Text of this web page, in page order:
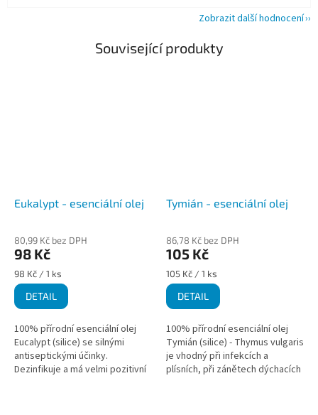
Zobrazit další hodnocení
Související produkty
Eukalypt - esenciální olej
80,99 Kč bez DPH
98 Kč
Měrná
cena:
98 Kč / 1 ks
DETAIL
100% přírodní esenciální olej
Eucalypt (silice) se silnými
antiseptickými účinky.
Dezinfikuje a má velmi pozitivní
Tymián - esenciální olej
86,78 Kč bez DPH
105 Kč
Měrná
cena:
105 Kč / 1 ks
DETAIL
100% přírodní esenciální olej
Tymián (silice) - Thymus vulgaris
je vhodný při infekcích a
plísních, při zánětech dýchacích